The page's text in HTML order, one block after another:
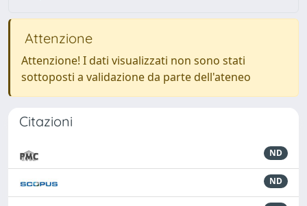
Attenzione
Attenzione! I dati visualizzati non sono stati
sottoposti a validazione da parte dell'ateneo
Citazioni
ND
ND